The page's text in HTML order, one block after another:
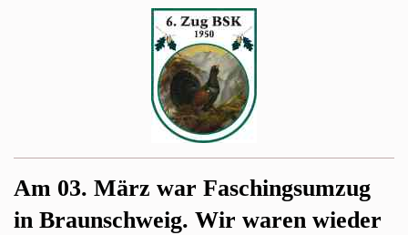
Am 03. März war Faschingsumzug
in Braunschweig. Wir waren wieder